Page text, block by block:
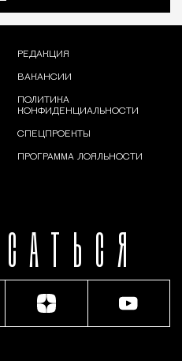
РЕДАКЦИЯ
ВАКАНСИИ
ПОЛИТИКА
КОНФИДЕНЦИАЛЬНОСТИ
СПЕЦПРОЕКТЫ
ПРОГРАММА ЛОЯЛЬНОСТИ